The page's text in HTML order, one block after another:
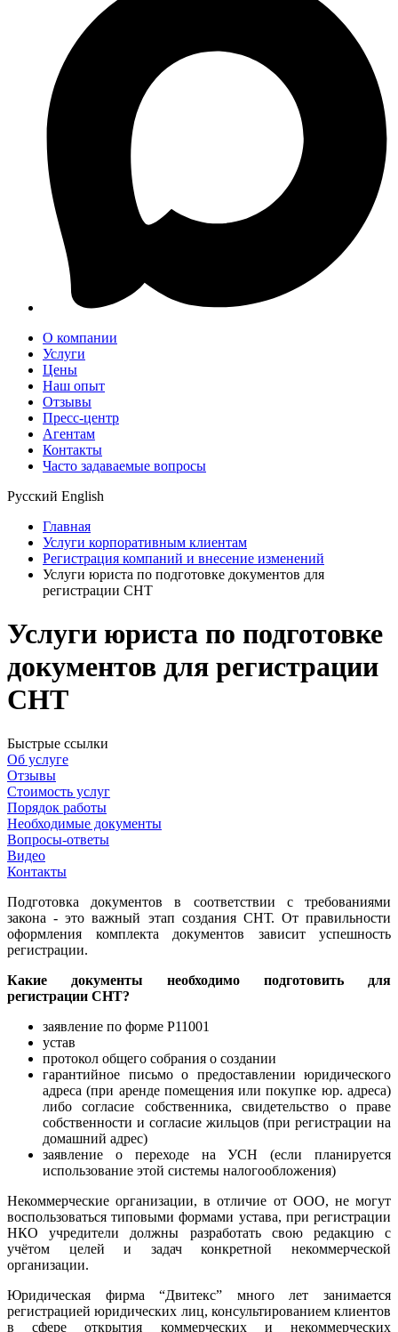
О компании
Услуги
Цены
Наш опыт
Отзывы
Пресс-центр
Агентам
Контакты
Часто задаваемые вопросы
Русский English
Главная
Услуги корпоративным клиентам
Регистрация компаний и внесение изменений
Услуги юриста по подготовке документов для
регистрации СНТ
Услуги юриста по подготовке
документов для регистрации
СНТ
Быстрые ссылки
Об услуге
Отзывы
Стоимость услуг
Порядок работы
Необходимые документы
Вопросы-ответы
Видео
Контакты
Подготовка документов в соответствии с требованиями
закона - это важный этап создания СНТ. От правильности
оформления комплекта документов зависит успешность
регистрации.
Какие документы необходимо подготовить для
регистрации СНТ?
заявление по форме Р11001
устав
протокол общего собрания о создании
гарантийное письмо о предоставлении юридического
адреса (при аренде помещения или покупке юр. адреса)
либо согласие собственника, свидетельство о праве
собственности и согласие жильцов (при регистрации на
домашний адрес)
заявление о переходе на УСН (если планируется
использование этой системы налогообложения)
Некоммерческие организации, в отличие от ООО, не могут
воспользоваться типовыми формами устава, при регистрации
НКО учредители должны разработать свою редакцию с
учётом целей и задач конкретной некоммерческой
организации.
Юридическая фирма “Двитекс” много лет занимается
регистрацией юридических лиц, консультированием клиентов
в сфере открытия коммерческих и некоммерческих